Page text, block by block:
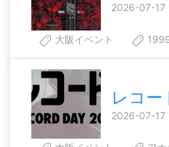
2026-07-17
大阪イベント
レコ
2026-07-17